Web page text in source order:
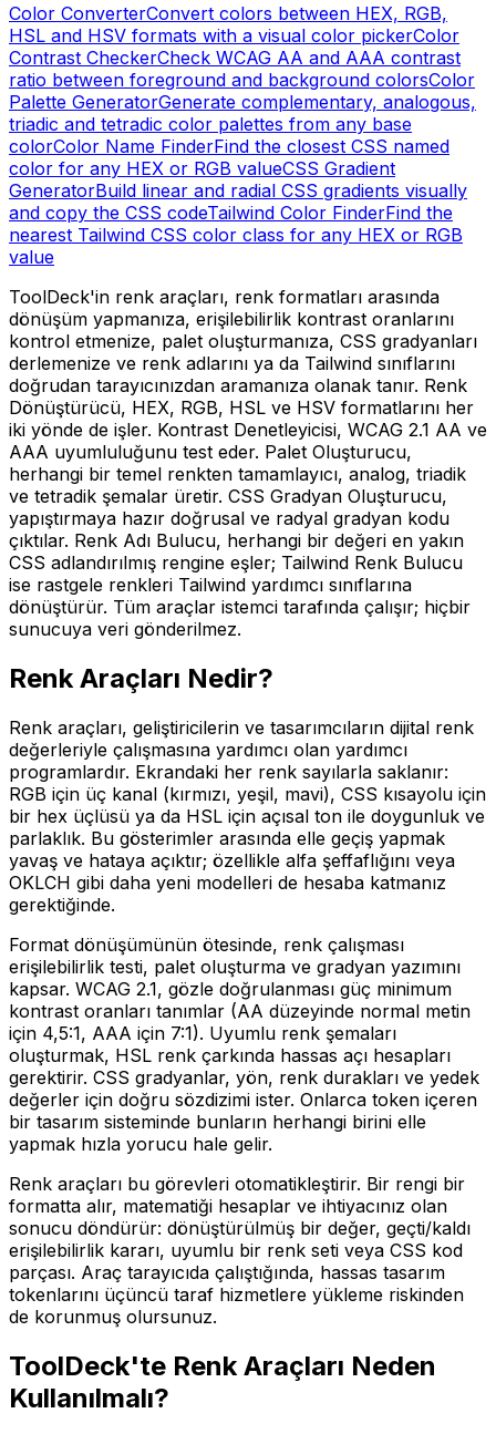
Color ConverterConvert colors between HEX, RGB,
HSL and HSV formats with a visual color pickerColor
Contrast CheckerCheck WCAG AA and AAA contrast
ratio between foreground and background colorsColor
Palette GeneratorGenerate complementary, analogous,
triadic and tetradic color palettes from any base
colorColor Name FinderFind the closest CSS named
color for any HEX or RGB valueCSS Gradient
GeneratorBuild linear and radial CSS gradients visually
and copy the CSS codeTailwind Color FinderFind the
nearest Tailwind CSS color class for any HEX or RGB
value
ToolDeck'in renk araçları, renk formatları arasında
dönüşüm yapmanıza, erişilebilirlik kontrast oranlarını
kontrol etmenize, palet oluşturmanıza, CSS gradyanları
derlemenize ve renk adlarını ya da Tailwind sınıflarını
doğrudan tarayıcınızdan aramanıza olanak tanır. Renk
Dönüştürücü, HEX, RGB, HSL ve HSV formatlarını her
iki yönde de işler. Kontrast Denetleyicisi, WCAG 2.1 AA ve
AAA uyumluluğunu test eder. Palet Oluşturucu,
herhangi bir temel renkten tamamlayıcı, analog, triadik
ve tetradik şemalar üretir. CSS Gradyan Oluşturucu,
yapıştırmaya hazır doğrusal ve radyal gradyan kodu
çıktılar. Renk Adı Bulucu, herhangi bir değeri en yakın
CSS adlandırılmış rengine eşler; Tailwind Renk Bulucu
ise rastgele renkleri Tailwind yardımcı sınıflarına
dönüştürür. Tüm araçlar istemci tarafında çalışır; hiçbir
sunucuya veri gönderilmez.
Renk Araçları Nedir?
Renk araçları, geliştiricilerin ve tasarımcıların dijital renk
değerleriyle çalışmasına yardımcı olan yardımcı
programlardır. Ekrandaki her renk sayılarla saklanır:
RGB için üç kanal (kırmızı, yeşil, mavi), CSS kısayolu için
bir hex üçlüsü ya da HSL için açısal ton ile doygunluk ve
parlaklık. Bu gösterimler arasında elle geçiş yapmak
yavaş ve hataya açıktır; özellikle alfa şeffaflığını veya
OKLCH gibi daha yeni modelleri de hesaba katmanız
gerektiğinde.
Format dönüşümünün ötesinde, renk çalışması
erişilebilirlik testi, palet oluşturma ve gradyan yazımını
kapsar. WCAG 2.1, gözle doğrulanması güç minimum
kontrast oranları tanımlar (AA düzeyinde normal metin
için 4,5:1, AAA için 7:1). Uyumlu renk şemaları
oluşturmak, HSL renk çarkında hassas açı hesapları
gerektirir. CSS gradyanlar, yön, renk durakları ve yedek
değerler için doğru sözdizimi ister. Onlarca token içeren
bir tasarım sisteminde bunların herhangi birini elle
yapmak hızla yorucu hale gelir.
Renk araçları bu görevleri otomatikleştirir. Bir rengi bir
formatta alır, matematiği hesaplar ve ihtiyacınız olan
sonucu döndürür: dönüştürülmüş bir değer, geçti/kaldı
erişilebilirlik kararı, uyumlu bir renk seti veya CSS kod
parçası. Araç tarayıcıda çalıştığında, hassas tasarım
tokenlarını üçüncü taraf hizmetlere yükleme riskinden
de korunmuş olursunuz.
ToolDeck'te Renk Araçları Neden
Kullanılmalı?